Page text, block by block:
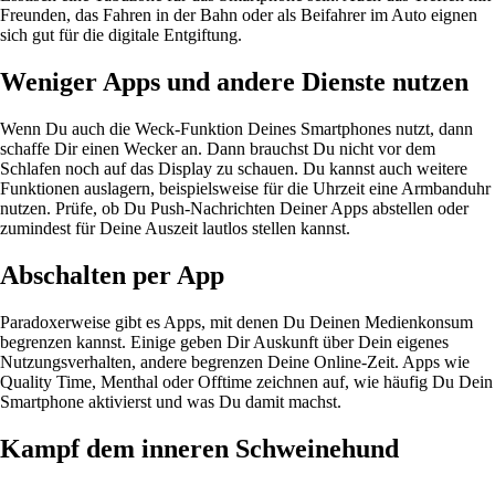
Freunden, das Fahren in der Bahn oder als Beifahrer im Auto eignen
sich gut für die digitale Entgiftung.
Weniger Apps und andere Dienste nutzen
Wenn Du auch die Weck-Funktion Deines Smartphones nutzt, dann
schaffe Dir einen Wecker an. Dann brauchst Du nicht vor dem
Schlafen noch auf das Display zu schauen. Du kannst auch weitere
Funktionen auslagern, beispielsweise für die Uhrzeit eine Armbanduhr
nutzen. Prüfe, ob Du Push-Nachrichten Deiner Apps abstellen oder
zumindest für Deine Auszeit lautlos stellen kannst.
Abschalten per App
Paradoxerweise gibt es Apps, mit denen Du Deinen Medienkonsum
begrenzen kannst. Einige geben Dir Auskunft über Dein eigenes
Nutzungsverhalten, andere begrenzen Deine Online-Zeit. Apps wie
Quality Time, Menthal oder Offtime zeichnen auf, wie häufig Du Dein
Smartphone aktivierst und was Du damit machst.
Kampf dem inneren Schweinehund